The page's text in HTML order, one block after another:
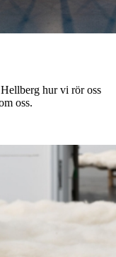
hur vi rör oss
oss.